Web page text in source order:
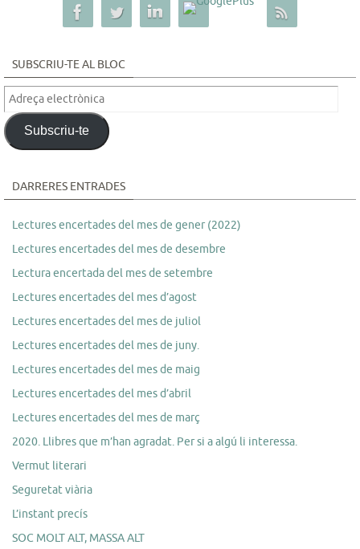
SUBSCRIU-TE AL BLOC
Adreça
electrònica
Subscriu-te
DARRERES ENTRADES
Lectures encertades del mes de gener (2022)
Lectures encertades del mes de desembre
Lectura encertada del mes de setembre
Lectures encertades del mes d’agost
Lectures encertades del mes de juliol
Lectures encertades del mes de juny.
Lectures encertades del mes de maig
Lectures encertades del mes d’abril
Lectures encertades del mes de març
2020. Llibres que m’han agradat. Per si a algú li interessa.
Vermut literari
Seguretat viària
L’instant precís
SOC MOLT ALT, MASSA ALT